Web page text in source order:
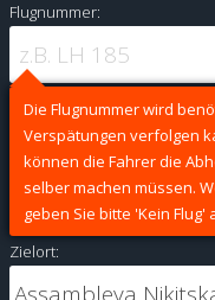
Flugnummer:
Die Flugnummer wird
Verspätungen verfolgen
können die Fahrer die
selber machen müssen.
geben Sie bitte 'Kein Flug'
Zielort: